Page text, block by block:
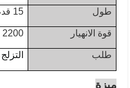
طول 15 قدم أو حسب الطلب.
قوة الانهيار 2200 رطل
طلب
ميزة